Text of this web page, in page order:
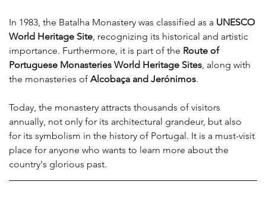
In 1983, the Batalha Monastery was classified as a UNESCO
World Heritage Site, recognizing its historical and artistic
importance. Furthermore, it is part of the Route of
Portuguese Monasteries World Heritage Sites, along with
the monasteries of Alcobaça and Jerónimos.
Today, the monastery attracts thousands of visitors
annually, not only for its architectural grandeur, but also
for its symbolism in the history of Portugal. It is a must-visit
place for anyone who wants to learn more about the
country's glorious past.